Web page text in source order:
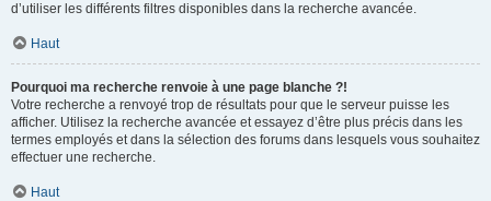
d’utiliser les différents filtres disponibles dans la recherche avancée.
Haut
Pourquoi ma recherche renvoie à une page blanche ?!
Votre recherche a renvoyé trop de résultats pour que le serveur puisse les
afficher. Utilisez la recherche avancée et essayez d’être plus précis dans les
termes employés et dans la sélection des forums dans lesquels vous souhaitez
effectuer une recherche.
Haut